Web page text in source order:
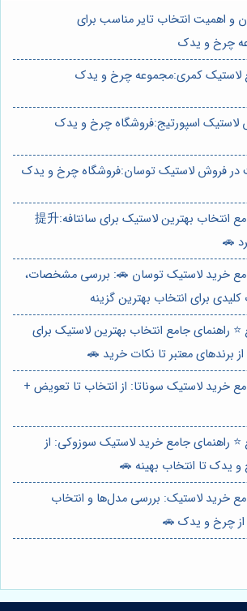
و اهمیت انتخاب تایر مناسب برای
چرخ و یدک
لاستیک کمری:مجموعه چرخ و یدک
اسپورتیج:فروشگاه چرخ و یدک
در فروش لاستیک توسان:فروشگاه چرخ و یدک
⭐️ راهنمای جامع انتخاب بهترین لاستیک برای سانتافه:提升
🚗
خرید لاستیک توسان 🚗: بررسی مشخصات،
برای انتخاب بهترین گزینه
⭐️ راهنمای جامع انتخاب بهترین لاستیک برای
برندهای معتبر تا نکات خرید 🚗
خرید لاستیک سوناتا: از انتخاب تا تعویض +
⭐️ راهنمای جامع خرید لاستیک سوزوکی: از
یدک تا انتخاب بهینه 🚗
خرید لاستیک: بررسی مدل‌ها و انتخاب
از چرخ و یدک 🚗